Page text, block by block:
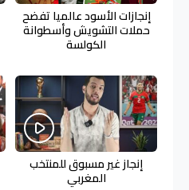
إنجازات الأسود عالميا تفضح
حملات التشويش وأسطوانة
الكولسة
إنجاز غير مسبوق للمنتخب
المغربي